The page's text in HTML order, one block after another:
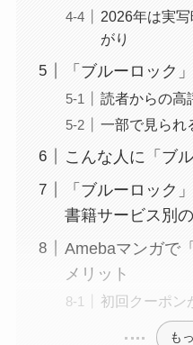
2026年は実
がり
「ブルーロック
読者からの高
一部で見られ
こんな人に「ブ
「ブルーロック
書籍サービス別
Amebaマンガで
メリット
初回クーポン
も